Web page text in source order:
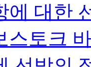
에 대한
스토크